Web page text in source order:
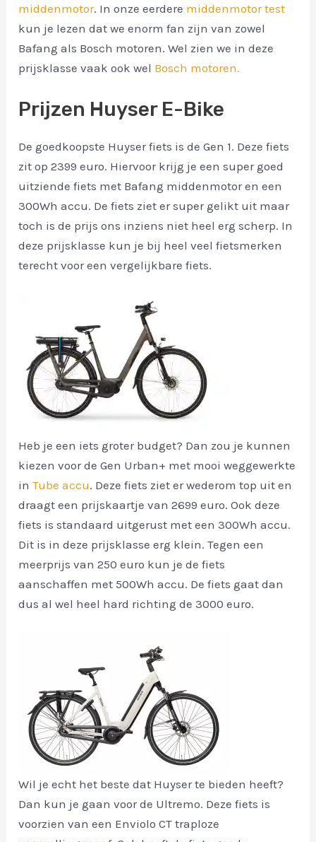
middenmotor. In onze eerdere middenmotor test
kun je lezen dat we enorm fan zijn van zowel
Bafang als Bosch motoren. Wel zien we in deze
prijsklasse vaak ook wel Bosch motoren.
Prijzen Huyser E-Bike
De goedkoopste Huyser fiets is de Gen 1. Deze fiets
zit op 2399 euro. Hiervoor krijg je een super goed
uitziende fiets met Bafang middenmotor en een
300Wh accu. De fiets ziet er super gelikt uit maar
toch is de prijs ons inziens niet heel erg scherp. In
deze prijsklasse kun je bij heel veel fietsmerken
terecht voor een vergelijkbare fiets.
Heb je een iets groter budget? Dan zou je kunnen
kiezen voor de Gen Urban+ met mooi weggewerkte
inTube accu. Deze fiets ziet er wederom top uit en
draagt een prijskaartje van 2699 euro. Ook deze
fiets is standaard uitgerust met een 300Wh accu.
Dit is in deze prijsklasse erg klein. Tegen een
meerprijs van 250 euro kun je de fiets
aanschaffen met 500Wh accu. De fiets gaat dan
dus al wel heel hard richting de 3000 euro.
Wil je echt het beste dat Huyser te bieden heeft?
Dan kun je gaan voor de Ultremo. Deze fiets is
voorzien van een Enviolo CT traploze